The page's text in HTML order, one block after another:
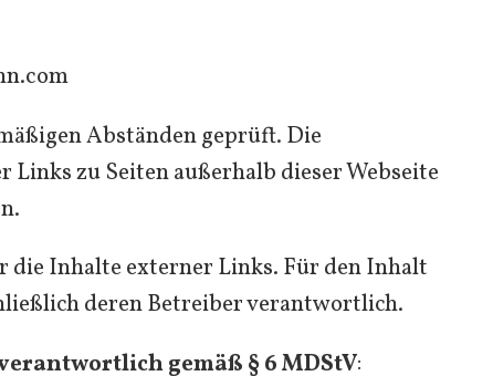
Abständen geprüft. Die
zu Seiten außerhalb dieser Webseite
die Inhalte externer Links. Für den Inhalt
deren Betreiber verantwortlich.
gemäß § 6 MDStV: